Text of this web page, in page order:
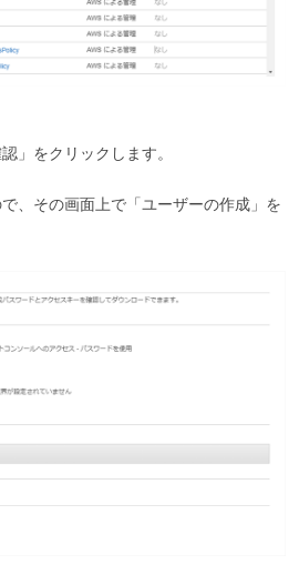
」をクリックします。
、その画面上で「ユーザーの作成」を